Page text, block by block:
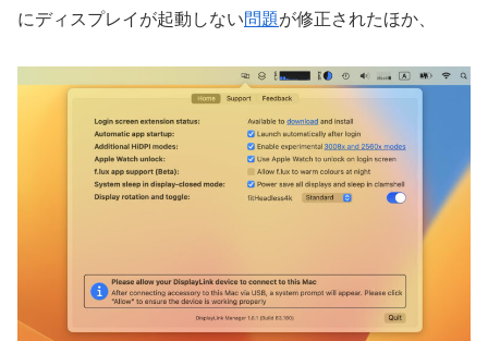
にディスプレイが起動しない問題が修正されたほか、